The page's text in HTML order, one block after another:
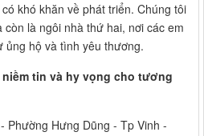
khó khăn về phát triển. Chúng tôi
là ngôi nhà thứ hai, nơi các em
ủng hộ và tình yêu thương.
tin và hy vọng cho tương
Phường Hưng Dũng - Tp Vinh -